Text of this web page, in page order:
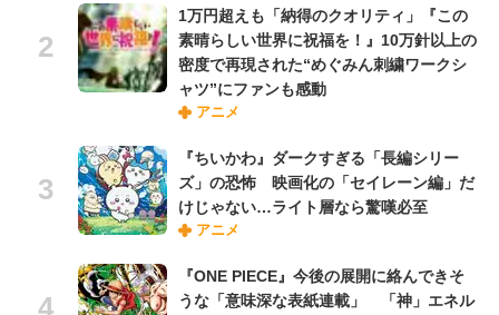
1万円超えも「納得のクオリティ」『この
素晴らしい世界に祝福を！』10万針以上の
密度で再現された“めぐみん刺繍ワークシ
ャツ”にファンも感動
アニメ
『ちいかわ』ダークすぎる「長編シリー
ズ」の恐怖 映画化の「セイレーン編」だ
けじゃない…ライト層なら驚嘆必至
アニメ
『ONE PIECE』今後の展開に絡んできそ
うな「意味深な表紙連載」 「神」エネル